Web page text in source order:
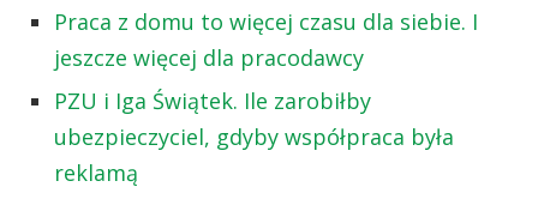
Praca z domu to więcej czasu dla siebie. I
jeszcze więcej dla pracodawcy
PZU i Iga Świątek. Ile zarobiłby
ubezpieczyciel, gdyby współpraca była
reklamą